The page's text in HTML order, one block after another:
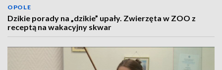
OPOLE
Dzikie porady na „dzikie” upały. Zwierzęta w ZOO z
receptą na wakacyjny skwar